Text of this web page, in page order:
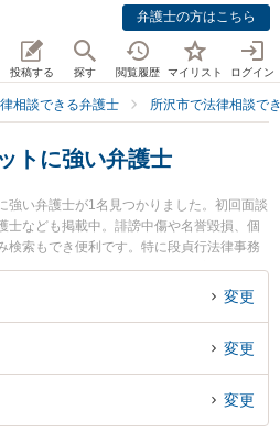
弁護士の方はこちら
投稿する 探す 閲覧履歴 マイリスト ログイン
相談できる弁護士 所沢市で法律相談で
トに強い弁護士
強い弁護士が1名見つかりました。初回面談
士なども掲載中。誹謗中傷や名誉毀損、個
検索もでき便利です。特に段貞行法律事務
情報や弁護士費用、強みなどが注目されて
生したインターネットのトラブルを今すぐ
どでお困りの相談者さんにおすすめです。
変更
変更
変更